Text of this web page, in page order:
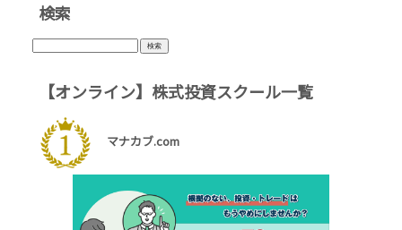
検索
検
索:
【オンライン】株式投資スクール一覧
マナカブ.com